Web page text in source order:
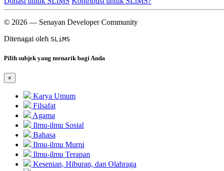
© 2026 — Senayan Developer Community
Ditenagai oleh SLiMS
Pilih subjek yang menarik bagi Anda
×
Karya Umum
Filsafat
Agama
Ilmu-ilmu Sosial
Bahasa
Ilmu-ilmu Murni
Ilmu-ilmu Terapan
Kesenian, Hiburan, dan Olahraga